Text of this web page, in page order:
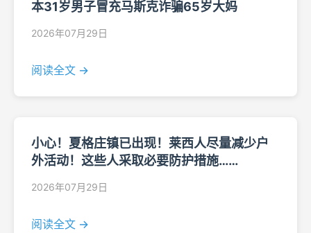
本31岁男子冒充马斯克诈骗65岁大妈
2026年07月29日
阅读全文 →
小心！夏格庄镇已出现！莱西人尽量减少户
外活动！这些人采取必要防护措施……
2026年07月29日
阅读全文 →